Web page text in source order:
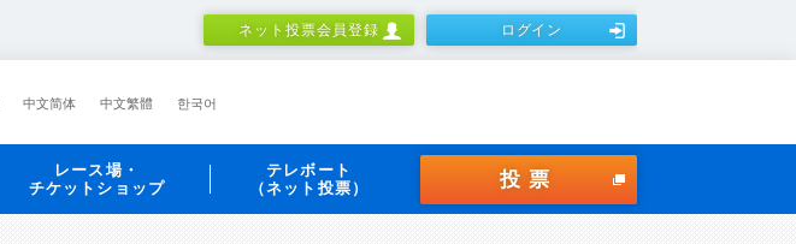
ネット投票会員登録 ログイン
中文简体 中文繁體 한국어
レース場・
チケットショップ
テレボート
（ネット投票）
投票